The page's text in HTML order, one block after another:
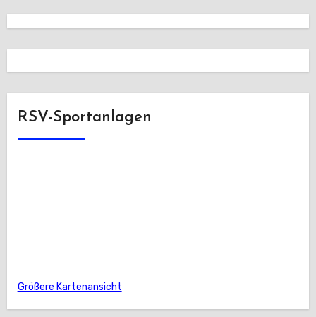
RSV-Sportanlagen
Größere Kartenansicht